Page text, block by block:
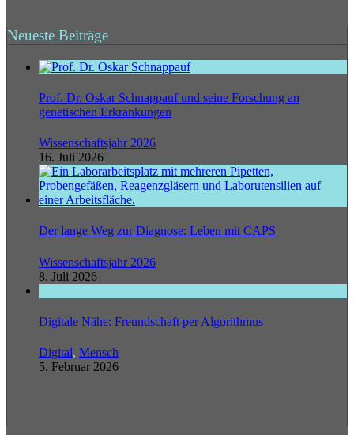
Neueste Beiträge
Prof. Dr. Oskar Schnappauf und seine Forschung an
genetischen Erkrankungen
Wissenschaftsjahr 2026
16. Juli 2026
Der lange Weg zur Diagnose: Leben mit CAPS
Wissenschaftsjahr 2026
8. Juli 2026
Digitale Nähe: Freundschaft per Algorithmus
Digital, Mensch
5. Februar 2026